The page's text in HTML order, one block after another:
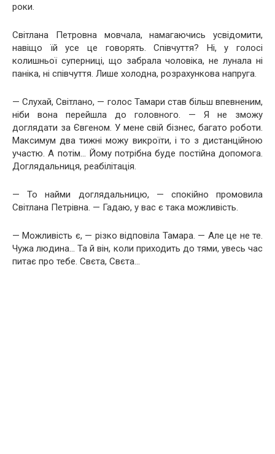
роки.
Світлана Петровна мовчала, намагаючись усвідомити,
навіщо їй усе це говорять. Співчуття? Ні, у голосі
колишньої суперниці, що забрала чоловіка, не лунала ні
паніка, ні співчуття. Лише холодна, розрахункова напруга.
— Слухай, Світлано, — голос Тамари став більш впевненим,
ніби вона перейшла до головного. — Я не зможу
доглядати за Євгеном. У мене свій бізнес, багато роботи.
Максимум два тижні можу викроїти, і то з дистанційною
участю. А потім… Йому потрібна буде постійна допомога.
Доглядальниця, реабілітація.
— То найми доглядальницю, — спокійно промовила
Світлана Петрівна. — Гадаю, у вас є така можливість.
— Можливість є, — різко відповіла Тамара. — Але це не те.
Чужа людина… Та й він, коли приходить до тями, увесь час
питає про тебе. Свєта, Свєта…